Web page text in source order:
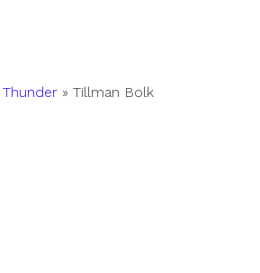
» Tillman Bolk